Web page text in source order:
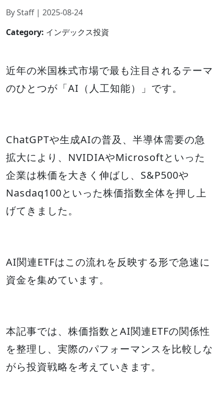
By Staff | 2025-08-24
Category: インデックス投資
近年の米国株式市場で最も注目されるテーマ
のひとつが「AI（人工知能）」です。
ChatGPTや生成AIの普及、半導体需要の急
拡大により、NVIDIAやMicrosoftといった
企業は株価を大きく伸ばし、S&P500や
Nasdaq100といった株価指数全体を押し上
げてきました。
AI関連ETFはこの流れを反映する形で急速に
資金を集めています。
本記事では、株価指数とAI関連ETFの関係性
を整理し、実際のパフォーマンスを比較しな
がら投資戦略を考えていきます。